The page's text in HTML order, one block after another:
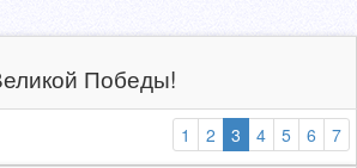
Победы!
1 2 3 (выбранная)
4 5 6
7